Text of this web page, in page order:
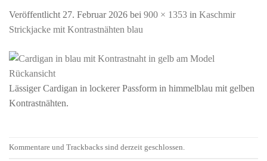
Veröffentlicht 27. Februar 2026 bei 900 × 1353 in Kaschmir
Strickjacke mit Kontrastnähten blau
Lässiger Cardigan in lockerer Passform in himmelblau mit gelben
Kontrastnähten.
Kommentare und Trackbacks sind derzeit geschlossen.